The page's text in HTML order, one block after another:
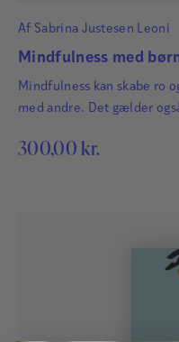
Af Sabrina Justesen Leoni
Mindfulness med
Mindfulness kan skabe ro
med andre. Det gælder
300,00 kr.